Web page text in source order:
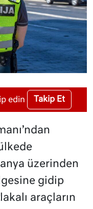
edin Takip Et
üzerinden
gidip
araçların